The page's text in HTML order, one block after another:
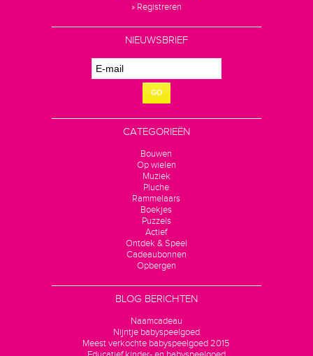
» Registreren
NIEUWSBRIEF
GO
CATEGORIEËN
Bouwen
Op wielen
Muziek
Pluche
Rammelaars
Boekjes
Puzzels
Actief
Ontdek & Speel
Cadeaubonnen
Opbergen
BLOG BERICHTEN
Naamcadeau
Nijntje babyspeelgoed
Meest verkochte babyspeelgoed 2015